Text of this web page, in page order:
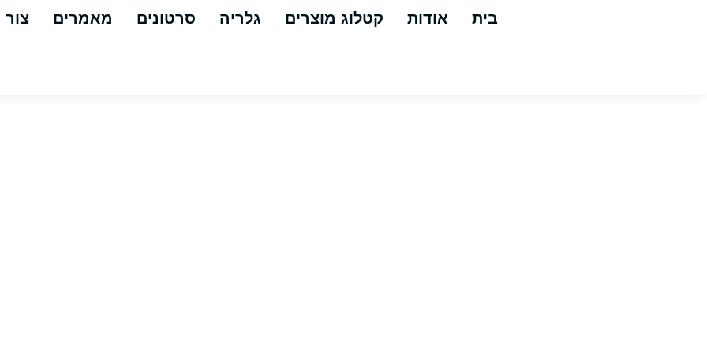
בית אודות קטלוג מוצרים גלריה סרטונים מאמרים